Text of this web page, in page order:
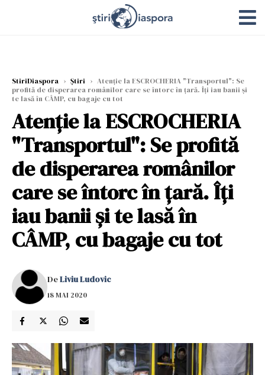
StiriDiaspora › Știri › Atenție la ESCROCHERIA "Transportul": Se
profită de disperarea românilor care se întorc în țară. Îți iau banii și
te lasă în CÂMP, cu bagaje cu tot
Atenție la ESCROCHERIA
"Transportul": Se profită
de disperarea românilor
care se întorc în țară. Îți
iau banii și te lasă în
CÂMP, cu bagaje cu tot
DeLiviu Ludovic
18 MAI 2020